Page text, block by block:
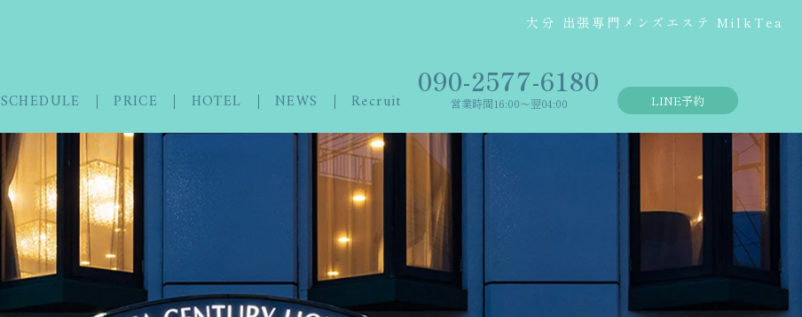
大分 出張専門メンズエステ MilkTea
SCHEDULE PRICE HOTEL NEWS Recruit
‭090-2577-6180
営業時間16:00〜翌04:00 LINE予約